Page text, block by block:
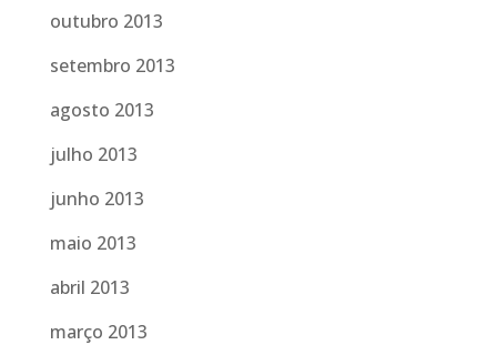
outubro 2013
setembro 2013
agosto 2013
julho 2013
junho 2013
maio 2013
abril 2013
março 2013